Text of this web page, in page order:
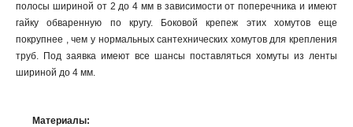
полосы шириной от 2 до 4 мм в зависимости от поперечника и имеют
гайку обваренную по кругу. Боковой крепеж этих хомутов еще
покрупнее , чем у нормальных сантехнических хомутов для крепления
труб. Под заявка имеют все шансы поставляться хомуты из ленты
шириной до 4 мм.
Материалы: